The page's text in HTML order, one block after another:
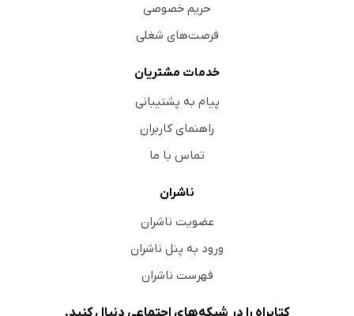
حریم خصوصی
فرصت‌های شغلی
خدمات مشتریان
پیام به پشتیبانی
راهنمای کاربران
تماس با ما
ناشران
عضویت ناشران
ورود به پنل ناشران
فهرست ناشران